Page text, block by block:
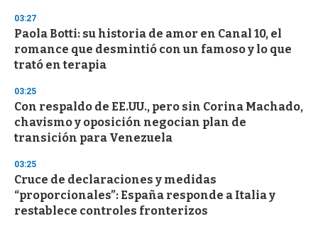
03:27
Paola Botti: su historia de amor en Canal 10, el
romance que desmintió con un famoso y lo que
trató en terapia
03:25
Con respaldo de EE.UU., pero sin Corina Machado,
chavismo y oposición negocian plan de
transición para Venezuela
03:25
Cruce de declaraciones y medidas
“proporcionales”: España responde a Italia y
restablece controles fronterizos